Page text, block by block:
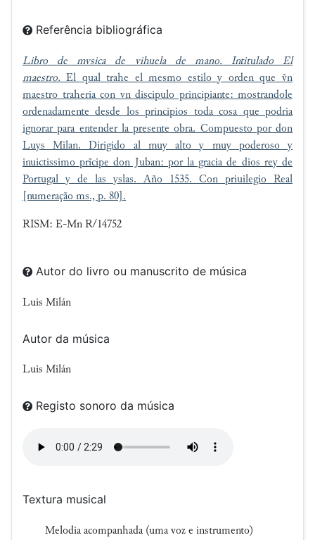
Referência bibliográfica
Libro de mvsica de vihuela de mano. Intitulado El
maestro. El qual trahe el mesmo estilo y orden que ṽn
maestro traheria con vn discipulo principiante: mostrandole
ordenadamente desde los principios toda cosa que podria
ignorar para entender la presente obra. Compuesto por don
Luys Milan. Dirigido al muy alto y muy poderoso y
inuictissimo prĩcipe don Juban: por la gracia de dios rey de
Portugal y de las yslas. Año 1535. Con priuilegio Real
[numeração ms., p. 80].
RISM: E-Mn R/14752
Autor do livro ou manuscrito de música
Luis Milán
Autor da música
Luis Milán
Registo sonoro da música
Textura musical
Melodia acompanhada (uma voz e instrumento)